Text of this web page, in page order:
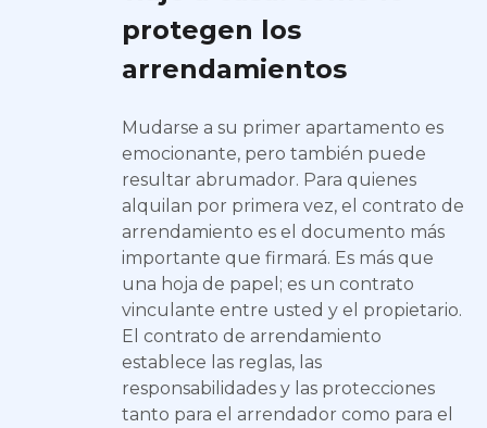
protegen los
arrendamientos
Mudarse a su primer apartamento es
emocionante, pero también puede
resultar abrumador. Para quienes
alquilan por primera vez, el contrato de
arrendamiento es el documento más
importante que firmará. Es más que
una hoja de papel; es un contrato
vinculante entre usted y el propietario.
El contrato de arrendamiento
establece las reglas, las
responsabilidades y las protecciones
tanto para el arrendador como para el